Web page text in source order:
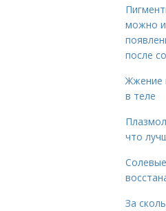
можно
после
Жжение
в теле
что
За